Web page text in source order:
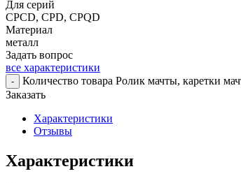
Для серий
CPCD, CPD, CPQD
Материал
металл
Задать вопрос
все характеристики
-
Количество товара Ролик мачты, каретки
Заказать
Характеристики
Отзывы
Характеристики